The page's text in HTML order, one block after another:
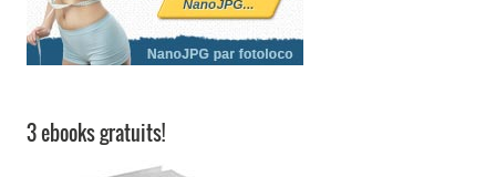
3 ebooks gratuits!